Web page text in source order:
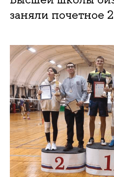
заняли почетное